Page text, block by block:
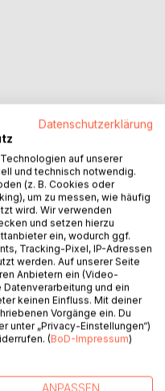
Snacks so gar nicht
und deine
für schnelle,
Zielen vereinbar
der Reihe:
Datenschutzerklärung
auf unserer
und technisch notwendig.
(z. B. Cookies oder
um zu messen, wie häufig
wird. Wir verwenden
und setzen hierzu
ein, wodurch ggf.
Tracking-Pixel, IP-Adressen
werden. Auf unserer Seite
Anbietern ein (Video-
und ein
keinen Einfluss. Mit deiner
Vorgänge ein. Du
unter „Privacy-Einstellungen“)
(BoD-Impressum)
ANPASSEN